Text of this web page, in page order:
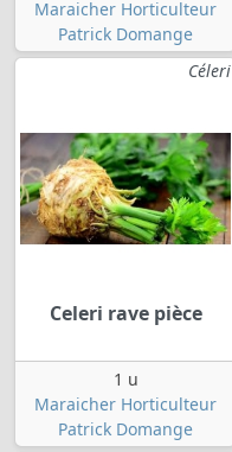
Maraicher Horticulteur
Patrick Domange
Céleri
Celeri rave pièce
1 u
Maraicher Horticulteur
Patrick Domange